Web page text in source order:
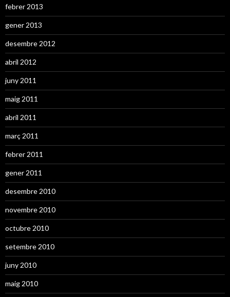
febrer 2013
gener 2013
desembre 2012
abril 2012
juny 2011
maig 2011
abril 2011
març 2011
febrer 2011
gener 2011
desembre 2010
novembre 2010
octubre 2010
setembre 2010
juny 2010
maig 2010